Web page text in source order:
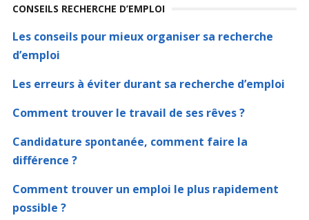
CONSEILS RECHERCHE D’EMPLOI
Les conseils pour mieux organiser sa recherche
d’emploi
Les erreurs à éviter durant sa recherche d’emploi
Comment trouver le travail de ses rêves ?
Candidature spontanée, comment faire la
différence ?
Comment trouver un emploi le plus rapidement
possible ?